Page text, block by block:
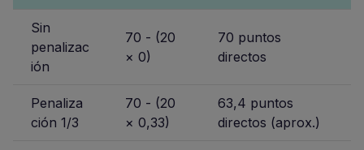
Sin
penalizac
ión
70 - (20
× 0)
70 puntos
directos
Penaliza
ción 1/3
70 - (20
× 0,33)
63,4 puntos
directos (aprox.)